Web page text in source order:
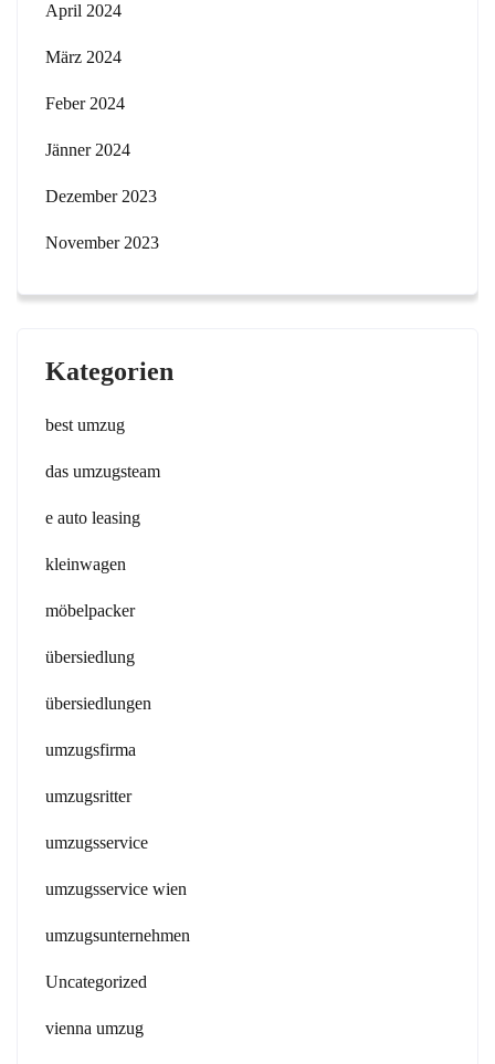
April 2024
März 2024
Feber 2024
Jänner 2024
Dezember 2023
November 2023
Kategorien
best umzug
das umzugsteam
e auto leasing
kleinwagen
möbelpacker
übersiedlung
übersiedlungen
umzugsfirma
umzugsritter
umzugsservice
umzugsservice wien
umzugsunternehmen
Uncategorized
vienna umzug